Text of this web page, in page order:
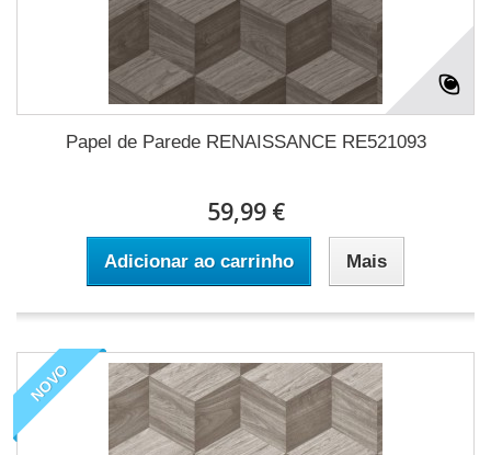
Papel de Parede RENAISSANCE RE521093
59,99 €
Adicionar ao carrinho Mais
NOVO